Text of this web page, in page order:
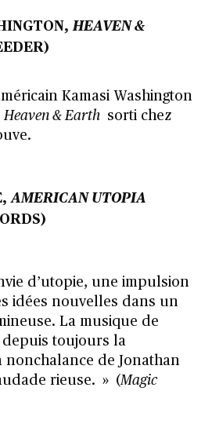
HEAVEN &
Kamasi Washington
Heaven & Earth sorti chez
AMERICAN UTOPIA
d’utopie, une impulsion
idées nouvelles dans un
La musique de
depuis toujours la
de Jonathan
rieuse. » (Magic